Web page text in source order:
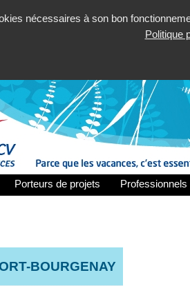
nécessaires à son bon
Politique
Porteurs de projets
BOURGENAY